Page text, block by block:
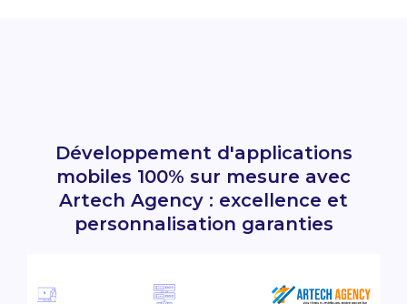
Développement d'applications
mobiles 100% sur mesure avec
Artech Agency : excellence et
personnalisation garanties